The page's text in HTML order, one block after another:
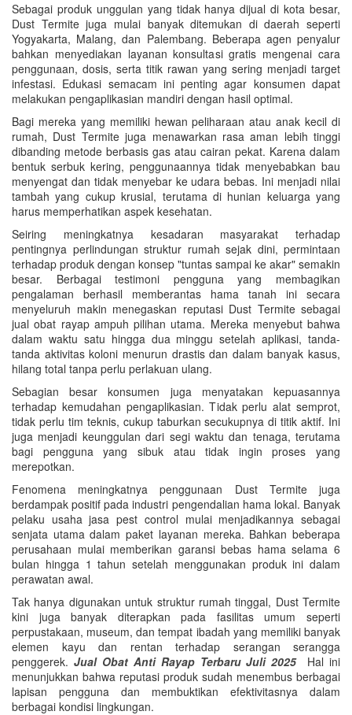
Sebagai produk unggulan yang tidak hanya dijual di kota besar,
Dust Termite juga mulai banyak ditemukan di daerah seperti
Yogyakarta, Malang, dan Palembang. Beberapa agen penyalur
bahkan menyediakan layanan konsultasi gratis mengenai cara
penggunaan, dosis, serta titik rawan yang sering menjadi target
infestasi. Edukasi semacam ini penting agar konsumen dapat
melakukan pengaplikasian mandiri dengan hasil optimal.
Bagi mereka yang memiliki hewan peliharaan atau anak kecil di
rumah, Dust Termite juga menawarkan rasa aman lebih tinggi
dibanding metode berbasis gas atau cairan pekat. Karena dalam
bentuk serbuk kering, penggunaannya tidak menyebabkan bau
menyengat dan tidak menyebar ke udara bebas. Ini menjadi nilai
tambah yang cukup krusial, terutama di hunian keluarga yang
harus memperhatikan aspek kesehatan.
Seiring meningkatnya kesadaran masyarakat terhadap
pentingnya perlindungan struktur rumah sejak dini, permintaan
terhadap produk dengan konsep "tuntas sampai ke akar" semakin
besar. Berbagai testimoni pengguna yang membagikan
pengalaman berhasil memberantas hama tanah ini secara
menyeluruh makin menegaskan reputasi Dust Termite sebagai
jual obat rayap ampuh pilihan utama. Mereka menyebut bahwa
dalam waktu satu hingga dua minggu setelah aplikasi, tanda-
tanda aktivitas koloni menurun drastis dan dalam banyak kasus,
hilang total tanpa perlu perlakuan ulang.
Sebagian besar konsumen juga menyatakan kepuasannya
terhadap kemudahan pengaplikasian. Tidak perlu alat semprot,
tidak perlu tim teknis, cukup taburkan secukupnya di titik aktif. Ini
juga menjadi keunggulan dari segi waktu dan tenaga, terutama
bagi pengguna yang sibuk atau tidak ingin proses yang
merepotkan.
Fenomena meningkatnya penggunaan Dust Termite juga
berdampak positif pada industri pengendalian hama lokal. Banyak
pelaku usaha jasa pest control mulai menjadikannya sebagai
senjata utama dalam paket layanan mereka. Bahkan beberapa
perusahaan mulai memberikan garansi bebas hama selama 6
bulan hingga 1 tahun setelah menggunakan produk ini dalam
perawatan awal.
Tak hanya digunakan untuk struktur rumah tinggal, Dust Termite
kini juga banyak diterapkan pada fasilitas umum seperti
perpustakaan, museum, dan tempat ibadah yang memiliki banyak
elemen kayu dan rentan terhadap serangan serangga
penggerek. Jual Obat Anti Rayap Terbaru Juli 2025Hal ini
menunjukkan bahwa reputasi produk sudah menembus berbagai
lapisan pengguna dan membuktikan efektivitasnya dalam
berbagai kondisi lingkungan.